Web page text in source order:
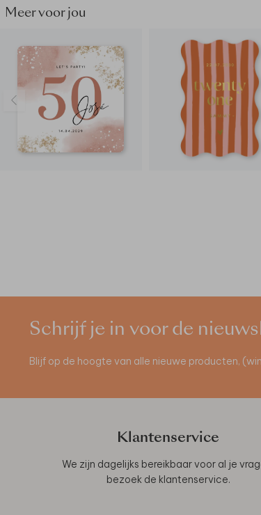
Meer voor jou
Schrijf je in voor de
Blijf op de hoogte van alle nieuwe producten,
Klantenservice
We zijn dagelijks bereikbaar voor al je
bezoek de klantenservice.